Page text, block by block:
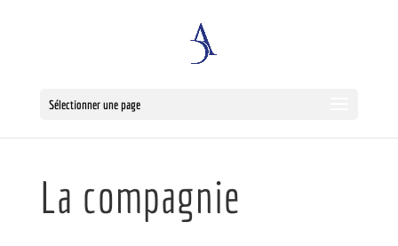
Sélectionner une page
La compagnie